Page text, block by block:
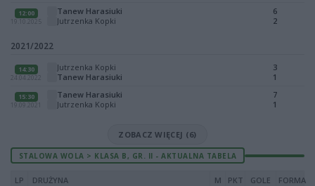
12:00
19.10.2025
Tanew Harasiuki
Jutrzenka Kopki
6
2
2021/2022
14:30
24.04.2022
Jutrzenka Kopki
Tanew Harasiuki
3
1
15:30
19.09.2021
Tanew Harasiuki
Jutrzenka Kopki
7
1
ZOBACZ WIĘCEJ (6)
STALOWA WOLA > KLASA B, GR. II - AKTUALNA TABELA
LP DRUŻYNA M PKT GOLE FORMA